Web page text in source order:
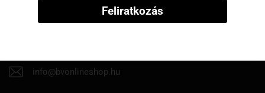
info@bvonlineshop.hu
Feliratkozás